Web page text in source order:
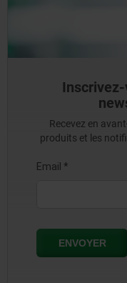
Recevez en
produits et les